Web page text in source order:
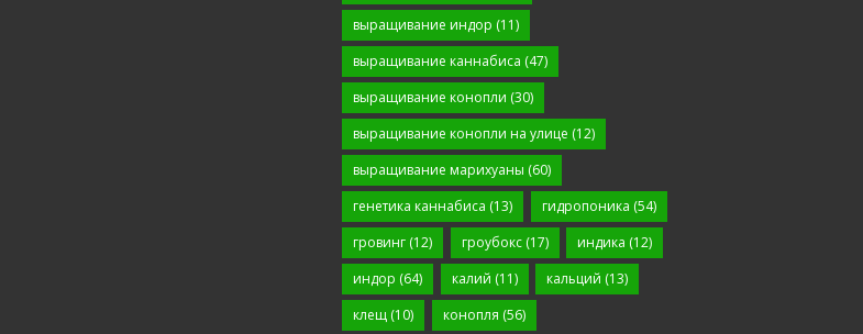
выращивание индор (11)
выращивание каннабиса (47)
выращивание конопли (30)
выращивание конопли на улице (12)
выращивание марихуаны (60)
генетика каннабиса (13) гидропоника (54)
гровинг (12) гроубокс(17) индика (12)
индор (64) калий (11) кальций (13)
клещ (10) конопля (56)